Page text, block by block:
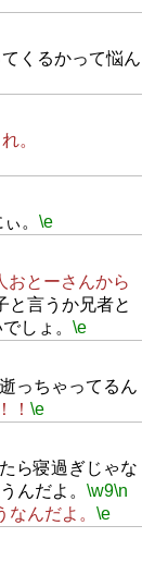
くるかって悩ん
。
。 \e
おとーさんから
と言うか兄者と
しょ。 \e
っちゃってるん
！ \e
ら寝過ぎじゃな
んだよ。 \w9\n
んだよ。 \e